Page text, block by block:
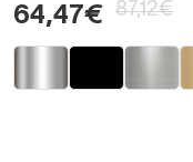
64,47€ 87,12€